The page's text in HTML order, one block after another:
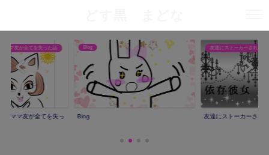
ママ友が全てを失った話
りママ友が全てを失っ
Blog
Blog
友達にストーカーされた話
友達にストーカーされ